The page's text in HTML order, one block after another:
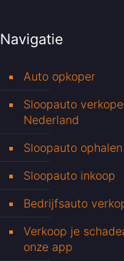
Navigatie
Auto opkoper
Sloopauto
Nederland
Sloopauto ophalen
Sloopauto inkoop
Bedrijfsauto
Verkoop je
onze app